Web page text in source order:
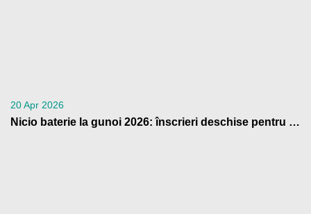
20 Apr 2026
Nicio baterie la gunoi 2026: înscrieri deschise pentru școli